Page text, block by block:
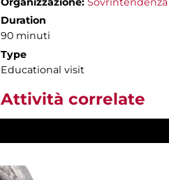
Duration
90 minuti
Type
Educational visit
Attività correlate